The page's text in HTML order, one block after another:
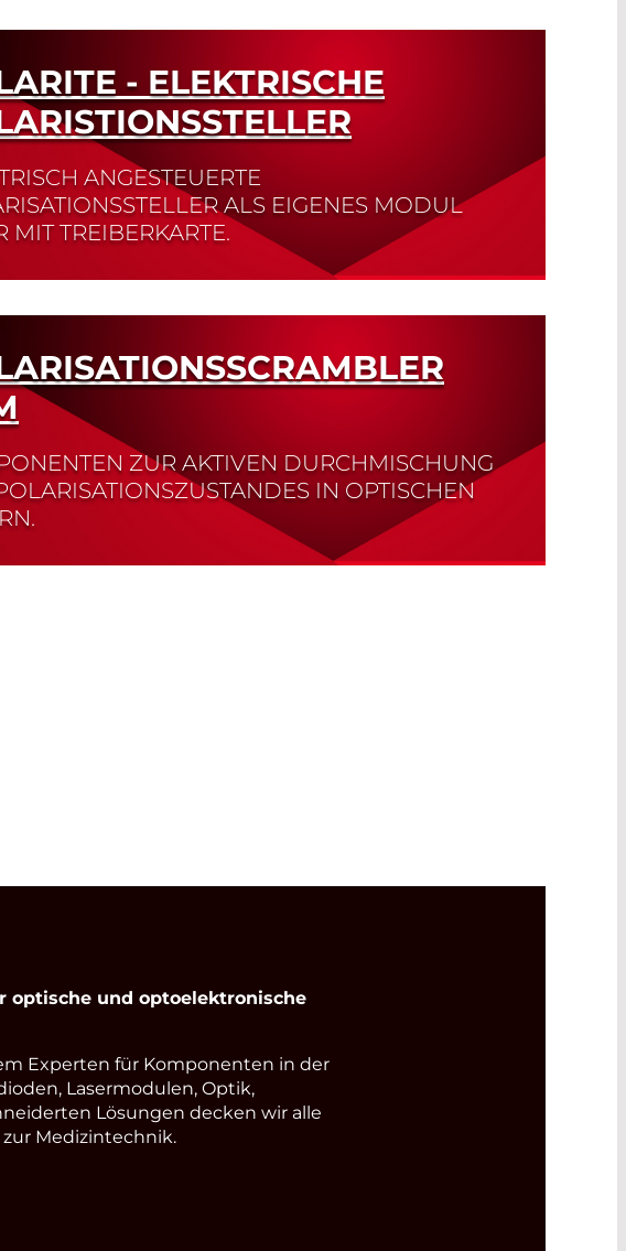
More
- ELEKTRISCHE
ANGESTEUERTE
ALS EIGENES MODUL
MIT TREIBERKARTE.
More
ZUR AKTIVEN DURCHMISCHUNG
IN OPTISCHEN
optische und optoelektronische
Experten für Komponenten in der
Lasermodulen, Optik,
Lösungen decken wir alle
Medizintechnik.